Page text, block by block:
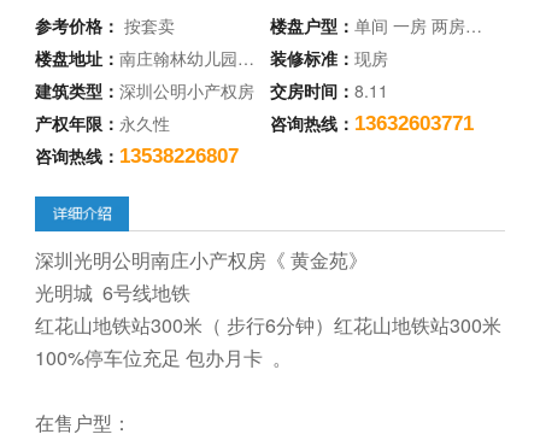
参考价格：按套卖 楼盘户型： 单间 一房 两房…
楼盘地址：南庄翰林幼儿园… 装修标准： 现房
建筑类型：深圳公明小产权房 交房时间： 8.11
产权年限： 永久性 咨询热线： 13632603771
咨询热线： 13538226807
深圳光明公明南庄小产权房《 黄金苑》
光明城 6号线地铁
红花山地铁站300米（ 步行6分钟）红花山地铁站300米
100%停车位充足 包办月卡 。
在售户型：